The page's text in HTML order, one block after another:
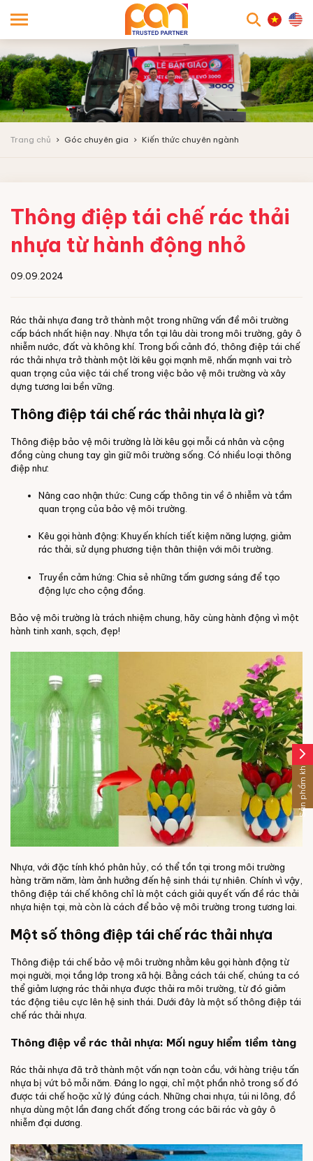
Trang chủ Góc chuyên gia Kiến thức chuyên ngành
Thông điệp tái chế rác thải
nhựa từ hành động nhỏ
09.09.2024
Rác thải nhựa đang trở thành một trong những vấn đề môi trường
cấp bách nhất hiện nay. Nhựa tồn tại lâu dài trong môi trường, gây ô
nhiễm nước, đất và không khí. Trong bối cảnh đó, thông điệp tái chế
rác thải nhựa trở thành một lời kêu gọi mạnh mẽ, nhấn mạnh vai trò
quan trọng của việc tái chế trong việc bảo vệ môi trường và xây
dựng tương lai bền vững.
Thông điệp tái chế rác thải nhựa là gì?
Thông điệp bảo vệ môi trường là lời kêu gọi mỗi cá nhân và cộng
đồng cùng chung tay gìn giữ môi trường sống. Có nhiều loại thông
điệp như:
Nâng cao nhận thức: Cung cấp thông tin về ô nhiễm và tầm
quan trọng của bảo vệ môi trường.
Kêu gọi hành động: Khuyến khích tiết kiệm năng lượng, giảm
rác thải, sử dụng phương tiện thân thiện với môi trường.
Truyền cảm hứng: Chia sẻ những tấm gương sáng để tạo
động lực cho cộng đồng.
Bảo vệ môi trường là trách nhiệm chung, hãy cùng hành động vì một
hành tinh xanh, sạch, đẹp!
Nhựa, với đặc tính khó phân hủy, có thể tồn tại trong môi trường
hàng trăm năm, làm ảnh hưởng đến hệ sinh thái tự nhiên. Chính vì vậy,
thông điệp tái chế không chỉ là một cách giải quyết vấn đề rác thải
nhựa hiện tại, mà còn là cách để bảo vệ môi trường trong tương lai.
Một số thông điệp tái chế rác thải nhựa
Thông điệp tái chế bảo vệ môi trường nhằm kêu gọi hành động từ
mọi người, mọi tầng lớp trong xã hội. Bằng cách tái chế, chúng ta có
thể giảm lượng rác thải nhựa được thải ra môi trường, từ đó giảm
tác động tiêu cực lên hệ sinh thái. Dưới đây là một số thông điệp tái
chế rác thải nhựa.
Thông điệp về rác thải nhựa: Mối nguy hiểm tiềm tàng
Rác thải nhựa đã trở thành một vấn nạn toàn cầu, với hàng triệu tấn
nhựa bị vứt bỏ mỗi năm. Đáng lo ngại, chỉ một phần nhỏ trong số đó
được tái chế hoặc xử lý đúng cách. Những chai nhựa, túi ni lông, đồ
nhựa dùng một lần đang chất đống trong các bãi rác và gây ô
nhiễm đại dương.
arrow_forward_ios
Sản phẩm khác